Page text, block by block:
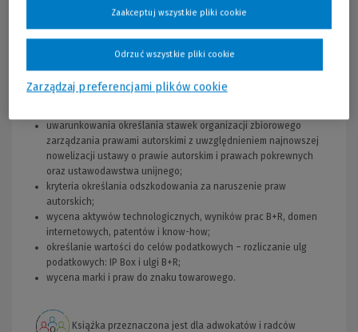
sporządzenie dobrej wyceny, wyważającej interesy stron, w wielu
przypadkach pozwala uniknąć kosztownych i czasochłonnych
Autor porusza w szczególności następujące zagadnienia:
uwarunkowania określania stawek organizacji zbiorowego
zarządzania prawami autorskimi z uwzględnieniem najnowszej
nowelizacji ustawy o prawie autorskim i prawach pokrewnych
oraz ustawodawstwa unijnego;
kryteria określania odszkodowania za naruszenie praw
autorskich;
wycena aktywów technologicznych, wyników prac B+R, domen
internetowych, patentów i know-how;
określanie wartości do celów podatkowych – rozliczanie ulg
podatkowych: IP Box i ulgi B+R;
wycena marki i praw do znaku towarowego.
Książka przeznaczona jest dla adwokatów i radców
Zarządzaj preferencjami plików cookie
Odrzuć wszystkie pliki cookie
Zaakceptuj wszystkie pliki cookie